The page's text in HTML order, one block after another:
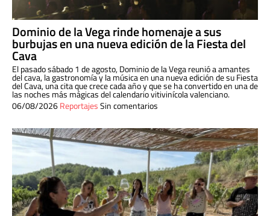
Dominio de la Vega rinde homenaje a sus
burbujas en una nueva edición de la Fiesta del
Cava
El pasado sábado 1 de agosto, Dominio de la Vega reunió a amantes
del cava, la gastronomía y la música en una nueva edición de su Fiesta
del Cava, una cita que crece cada año y que se ha convertido en una de
las noches más mágicas del calendario vitivinícola valenciano.
06/08/2026ReportajesSin comentarios